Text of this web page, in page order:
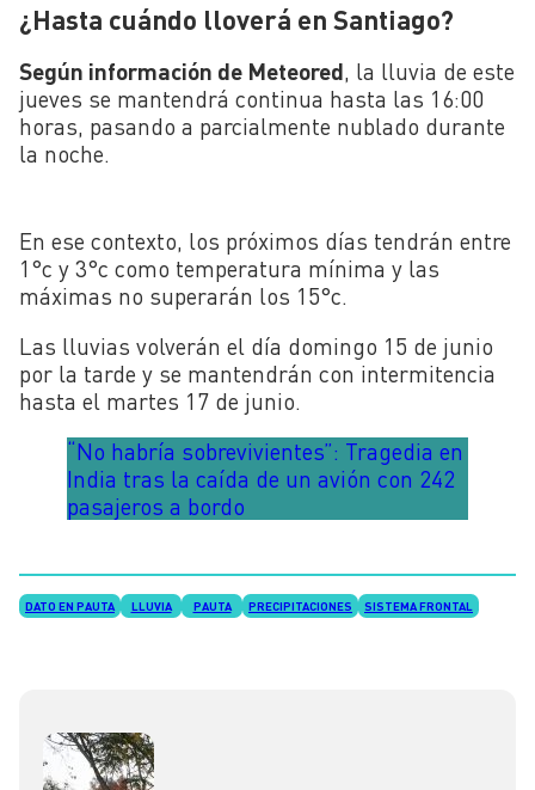
¿Hasta cuándo lloverá en Santiago?
Según información de Meteored, la lluvia de este
jueves se mantendrá continua hasta las 16:00
horas, pasando a parcialmente nublado durante
la noche.
En ese contexto, los próximos días tendrán entre
1°c y 3°c como temperatura mínima y las
máximas no superarán los 15°c.
Las lluvias volverán el día domingo 15 de junio
por la tarde y se mantendrán con intermitencia
hasta el martes 17 de junio.
“No habría sobrevivientes”: Tragedia en
India tras la caída de un avión con 242
pasajeros a bordo
DATO EN PAUTA LLUVIA PAUTA PRECIPITACIONES SISTEMA FRONTAL